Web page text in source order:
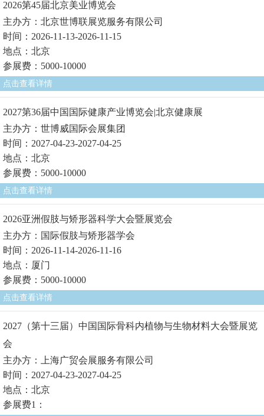
2026第45届北京美业博览会
主办方：北京世博联展览服务有限公司
时间：2026-11-13-2026-11-15
地点：北京
参展费：5000-10000
点击查看详情
2027第36届中国国际健康产业博览会|北京健康展
主办方：世博威国际会展集团
时间：2027-04-23-2027-04-25
地点：北京
参展费：5000-10000
点击查看详情
2026亚洲假肢与矫形器科学大会暨展览会
主办方：国际假肢与矫形器学会
时间：2026-11-14-2026-11-16
地点：厦门
参展费：5000-10000
点击查看详情
2027（第十三届）中国国际骨科内植物与生物材料大会暨展览
会
主办方：上海广贸会展服务有限公司
时间：2027-04-23-2027-04-25
地点：北京
参展费1：